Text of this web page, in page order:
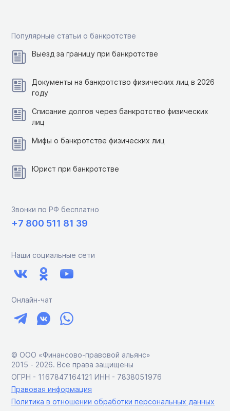
Популярные статьи о банкротстве
Выезд за границу при банкротстве
Документы на банкротство физических лиц в 2026
году
Списание долгов через банкротство физических
лиц
Мифы о банкротстве физических лиц
Юрист при банкротстве
Звонки по РФ бесплатно
+7 800 511 81 39
Наши социальные сети
Онлайн-чат
© ООО «Финансово-правовой альянс»
2015 ‑ 2026. Все права защищены
ОГРН - 1167847164121 ИНН - 7838051976
Правовая информация
Политика в отношении обработки персональных данных